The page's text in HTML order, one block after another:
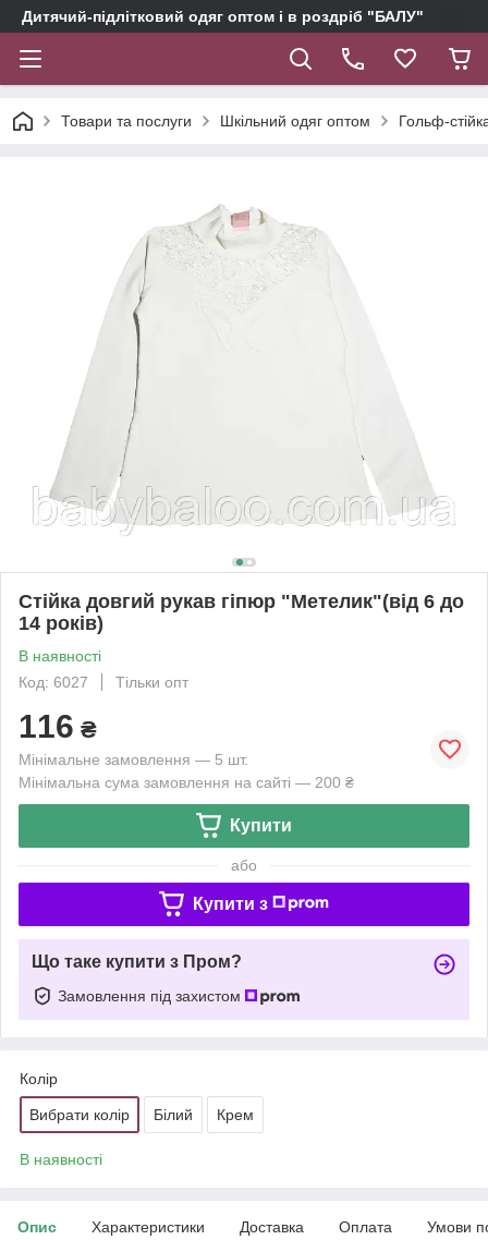
Дитячий-підлітковий одяг оптом і в роздріб "БАЛУ"
Товари та послуги Шкільний одяг оптом Гольф-
Стійка довгий рукав гіпюр "Метелик"(від 6 до
14 років)
В наявності
Код: 6027
Тільки опт
116 ₴
Мінімальне замовлення — 5 шт.
Мінімальна сума замовлення на сайті — 200 ₴
Купити
або
Купити з
Що таке купити з Пром?
Замовлення під захистом
Колір
Вибрати колір Білий Крем
В наявності
Опис Характеристики Доставка Оплата Умови